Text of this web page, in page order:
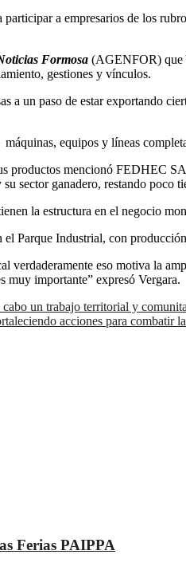
a empresarios de los
Formosa (AGENFOR) que
gestiones y vínculos.
a un paso de estar exportando
equipos y líneas
productos mencionó FEDHEC
sector ganadero, restando poco
la estructura en el negocio
Parque Industrial, con
verdaderamente eso motiva la
muy importante” expresó Vergara.
un trabajo territorial y
acciones para combatir
Ferias PAIPPA